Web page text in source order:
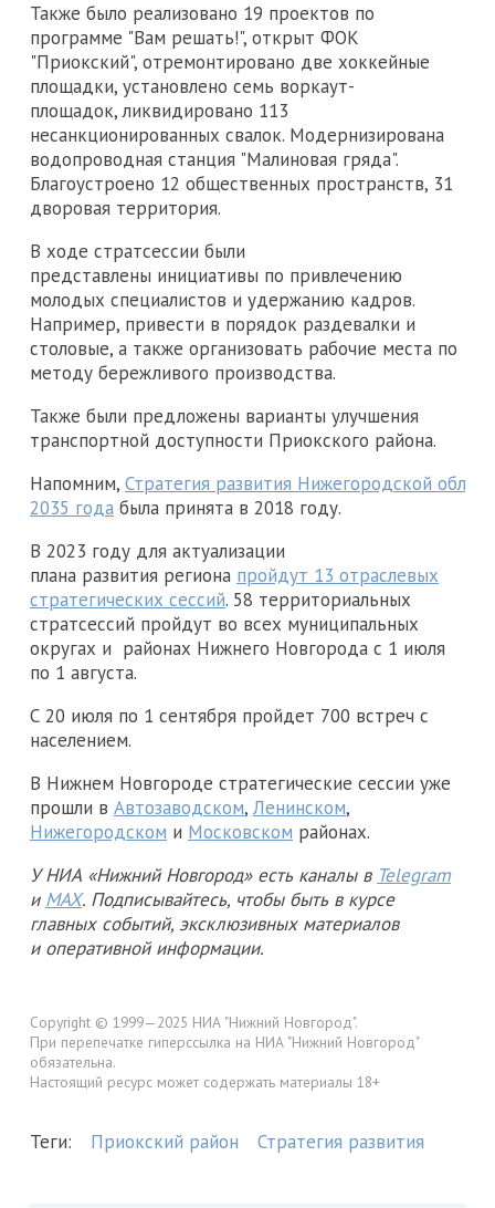
Также было реализовано 19 проектов по
программе "Вам решать!", открыт ФОК
"Приокский", отремонтировано две хоккейные
площадки, установлено семь воркаут-
площадок, ликвидировано 113
несанкционированных свалок. Модернизирована
водопроводная станция "Малиновая гряда".
Благоустроено 12 общественных пространств, 31
дворовая территория.
В ходе стратсессии были
представлены инициативы по привлечению
молодых специалистов и удержанию кадров.
Например, привести в порядок раздевалки и
столовые, а также организовать рабочие места по
методу бережливого производства.
Также были предложены варианты улучшения
транспортной доступности Приокского района.
Напомним, Стратегия развития Нижегородской
2035 года была принята в 2018 году.
В 2023 году для актуализации
плана развития региона пройдут 13 отраслевых
стратегических сессий. 58 территориальных
стратсессий пройдут во всех муниципальных
округах и районах Нижнего Новгорода с 1 июля
по 1 августа.
С 20 июля по 1 сентября пройдет 700 встреч с
населением.
В Нижнем Новгороде стратегические сессии уже
прошли в Автозаводском, Ленинском,
Нижегородском и Московском районах.
У НИА «Нижний Новгород» есть каналы в Telegram
и MAX. Подписывайтесь, чтобы быть в курсе
главных событий, эксклюзивных материалов
и оперативной информации.
Copyright © 1999—2025 НИА "Нижний Новгород".
При перепечатке гиперссылка на НИА "Нижний Новгород"
обязательна.
Настоящий ресурс может содержать материалы 18+
Теги: Приокский район Стратегия развития